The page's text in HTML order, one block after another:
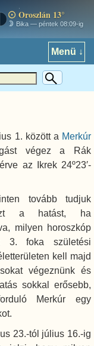
Oroszlán 13°
Bika — péntek 08:09-ig
Menü ↓
1. között a Merkúr
végez a Rák
az Ikrek 24º23′-
tovább tudjuk
a hatást, ha
milyen horoszkóp
3. foka születési
kell majd
végeznünk és
sokkal erősebb,
Merkúr egy
23.-tól július 16.-ig